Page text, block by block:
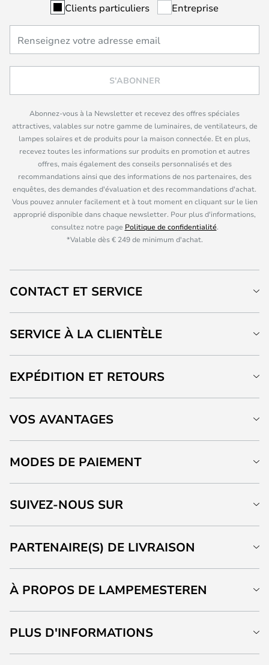
Clients particuliers Entreprise
S'ABONNER
Abonnez-vous à la Newsletter et recevez des offres spéciales
attractives, valables sur notre gamme de luminaires, de ventilateurs, de
lampes solaires et de produits pour la maison connectée. Et en plus,
recevez toutes les informations sur produits en promotion et autres
offres, mais également des conseils personnalisés et des
recommandations ainsi que des informations de nos partenaires, des
enquêtes, des demandes d'évaluation et des recommandations d'achat.
Vous pouvez annuler facilement et à tout moment en cliquant sur le lien
approprié disponible dans chaque newsletter. Pour plus d'informations,
consultez notre page Politique de confidentialité.
*Valable dès € 249 de minimum d'achat.
CONTACT ET SERVICE
SERVICE À LA CLIENTÈLE
EXPÉDITION ET RETOURS
VOS AVANTAGES
MODES DE PAIEMENT
SUIVEZ-NOUS SUR
PARTENAIRE(S) DE LIVRAISON
À PROPOS DE LAMPEMESTEREN
PLUS D'INFORMATIONS